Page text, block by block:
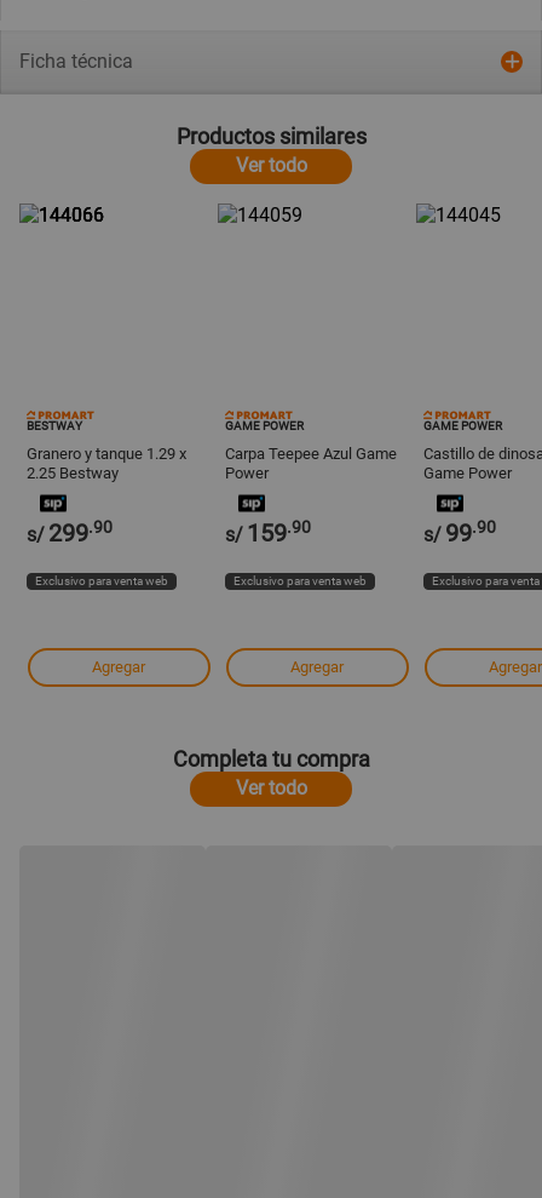
Ficha técnica
Productos similares
Ver todo
BESTWAY
Granero y tanque 1.29 x
2.25 Bestway
s/ 299.90
Exclusivo para venta web
Agregar
GAME POWER
Carpa Teepee Azul Game
Power
s/ 159.90
Exclusivo para venta web
Agregar
GAME POWER
Castillo de
Game Power
s/ 99.90
Exclusivo para
Agregar
Completa tu compra
Ver todo